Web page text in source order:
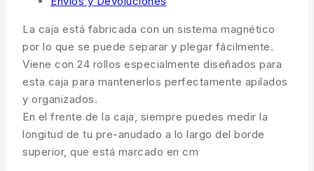
La caja está fabricada con un sistema magnético
por lo que se puede separar y plegar fácilmente.
Viene con 24 rollos especialmente diseñados para
esta caja para mantenerlos perfectamente apilados
y organizados.
En el frente de la caja, siempre puedes medir la
longitud de tu pre-anudado a lo largo del borde
superior, que está marcado en cm